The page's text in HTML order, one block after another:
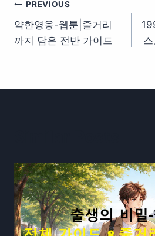
글
탐
PREVIOUS
약한영웅-웹툰|줄거리
까지 담은 전반 가이드